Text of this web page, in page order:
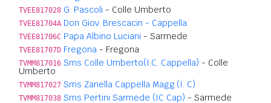
TVEE817028 G. Pascoli - Colle Umberto
TVEE81704A Don Giov. Brescacin - Cappella
TVEE81706C Papa Albino Luciani - Sarmede
TVEE81707D Fregona - Fregona
TVMM817016 Sms Colle Umberto(I.C. Cappella) - Colle
Umberto
TVMM817027 Sms Zanella Cappella Magg.(I. C)
TVMM817038 Sms Pertini Sarmede (IC Cap) - Sarmede